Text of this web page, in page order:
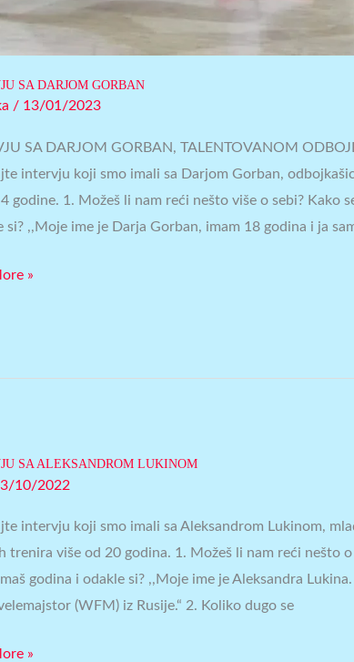
SA DARJOM GORBAN
/ 13/01/2023
SA DARJOM GORBAN, TALENTOVANOM
intervju koji smo imali sa Darjom Gorban,
godine. 1. Možeš li nam reći nešto više o sebi? Kako
si? ,,Moje ime je Darja Gorban, imam 18 godina i ja
»
SA ALEKSANDROM LUKINOM
10/2022
intervju koji smo imali sa Aleksandrom Lukinom,
trenira više od 20 godina. 1. Možeš li nam reći nešto o
godina i odakle si? ,,Moje ime je Aleksandra
(WFM) iz Rusije.“ 2. Koliko dugo se
»